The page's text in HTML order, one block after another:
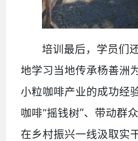
培训最后，学员们
地学习当地传承杨善洲
小粒咖啡产业的成功经
咖啡“摇钱树”、带动群
在乡村振兴一线汲取实